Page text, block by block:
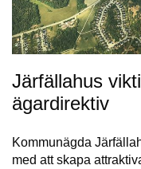
Järfällahus
ägardirektiv
Kommunägda
med att skapa